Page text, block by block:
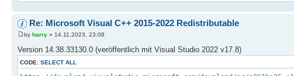
Re: Microsoft Visual C++ 2015-2022 Redistributable
by harry » 14.11.2023, 23:08
Version 14.38.33130.0 (veröffentlich mit Visual Studio 2022 v17.8)
CODE: SELECT ALL